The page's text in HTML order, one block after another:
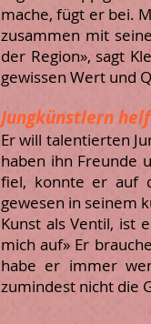
mache, fügt er bei.
zusammen mit
der Region», sagt
gewissen Wert und
Jungkünstlern
Er will talentierten
haben ihn Freunde
fiel, konnte er auf
gewesen in seinem
Kunst als Ventil, ist
mich auf» Er
habe er immer
zumindest nicht die